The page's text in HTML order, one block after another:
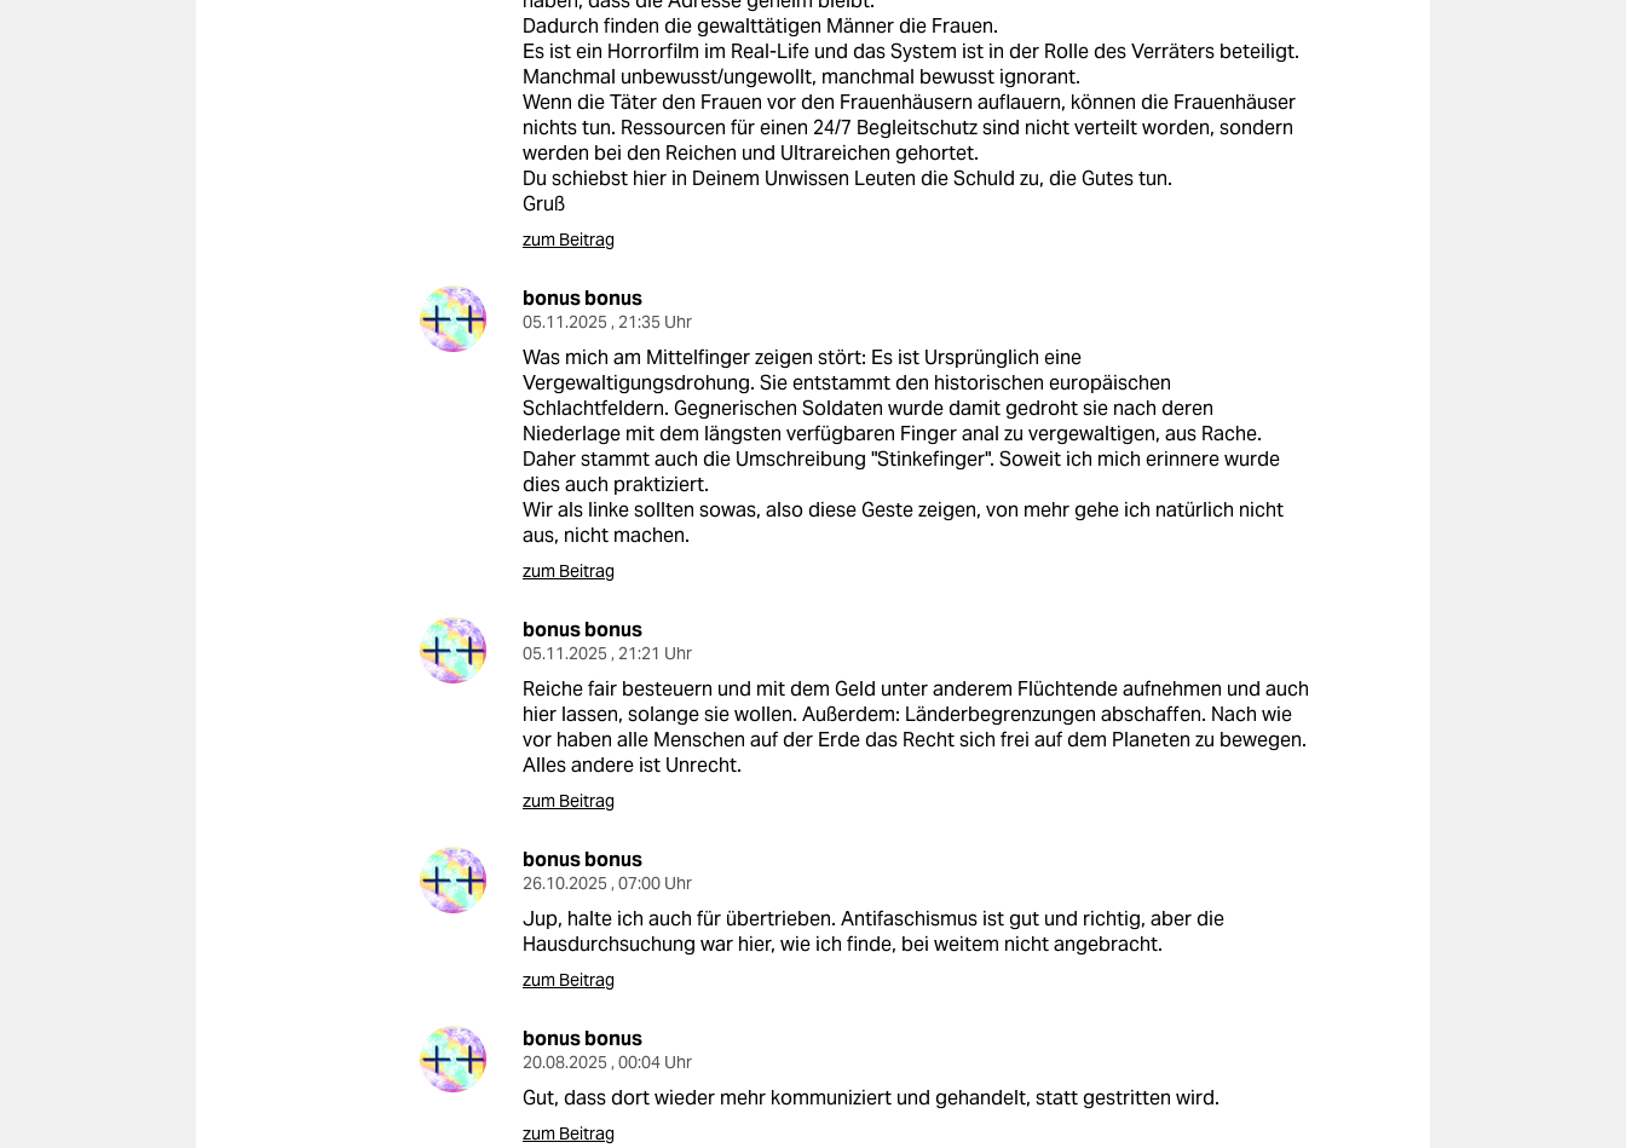
Dadurch finden die gewalttätigen Männer die Frauen.
Es ist ein Horrorfilm im Real-Life und das System ist in der Rolle des Verräters beteiligt.
Manchmal unbewusst/ungewollt, manchmal bewusst ignorant.
Wenn die Täter den Frauen vor den Frauenhäusern auflauern, können die Frauenhäuser
nichts tun. Ressourcen für einen 24/7 Begleitschutz sind nicht verteilt worden, sondern
werden bei den Reichen und Ultrareichen gehortet.
Du schiebst hier in Deinem Unwissen Leuten die Schuld zu, die Gutes tun.
Gruß
zum Beitrag
bonus bonus
05.11.2025 , 21:35 Uhr
Was mich am Mittelfinger zeigen stört: Es ist Ursprünglich eine
Vergewaltigungsdrohung. Sie entstammt den historischen europäischen
Schlachtfeldern. Gegnerischen Soldaten wurde damit gedroht sie nach deren
Niederlage mit dem längsten verfügbaren Finger anal zu vergewaltigen, aus Rache.
Daher stammt auch die Umschreibung "Stinkefinger". Soweit ich mich erinnere wurde
dies auch praktiziert.
Wir als linke sollten sowas, also diese Geste zeigen, von mehr gehe ich natürlich nicht
aus, nicht machen.
zum Beitrag
bonus bonus
05.11.2025 , 21:21 Uhr
Reiche fair besteuern und mit dem Geld unter anderem Flüchtende aufnehmen und auch
hier lassen, solange sie wollen. Außerdem: Länderbegrenzungen abschaffen. Nach wie
vor haben alle Menschen auf der Erde das Recht sich frei auf dem Planeten zu bewegen.
Alles andere ist Unrecht.
zum Beitrag
bonus bonus
26.10.2025 , 07:00 Uhr
Jup, halte ich auch für übertrieben. Antifaschismus ist gut und richtig, aber die
Hausdurchsuchung war hier, wie ich finde, bei weitem nicht angebracht.
zum Beitrag
bonus bonus
20.08.2025 , 00:04 Uhr
Gut, dass dort wieder mehr kommuniziert und gehandelt, statt gestritten wird.
zum Beitrag